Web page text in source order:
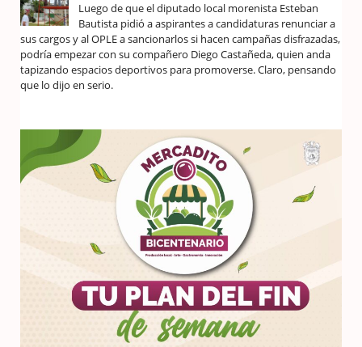
Luego de que el diputado local morenista Esteban
Bautista pidió a aspirantes a candidaturas renunciar a
sus cargos y al OPLE a sancionarlos si hacen campañas disfrazadas,
podría empezar con su compañero Diego Castañeda, quien anda
tapizando espacios deportivos para promoverse. Claro, pensando
que lo dijo en serio.